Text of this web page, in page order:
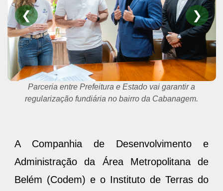
❮ ❯
Parceria entre Prefeitura e Estado vai garantir a
regularização fundiária no bairro da Cabanagem.
A Companhia de Desenvolvimento e
Administração da Área Metropolitana de
Belém (Codem) e o Instituto de Terras do